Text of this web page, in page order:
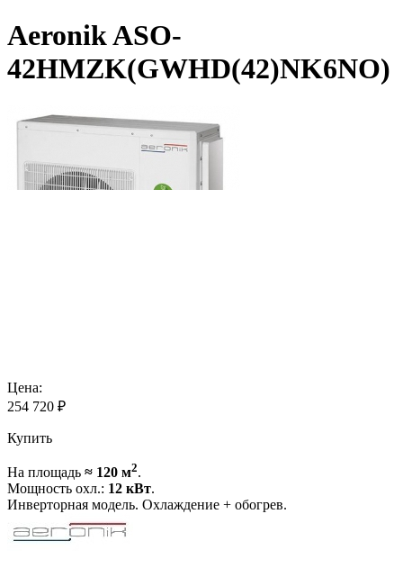
Aeronik ASO-
42HMZK(GWHD(42)NK6NO)
Цена:
254 720 ₽
Купить
На площадь ≈ 120 м2.
Мощность охл.: 12 кВт.
Инверторная модель. Охлаждение + обогрев.